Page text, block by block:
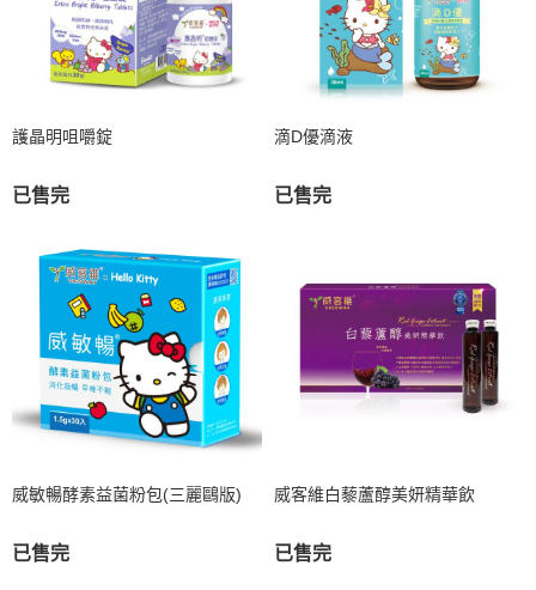
護晶明咀嚼錠
已售完
滴D優滴液
已售完
威敏暢酵素益菌粉包(三麗鷗版)
已售完
威客維白藜蘆醇美妍精華飲
已售完